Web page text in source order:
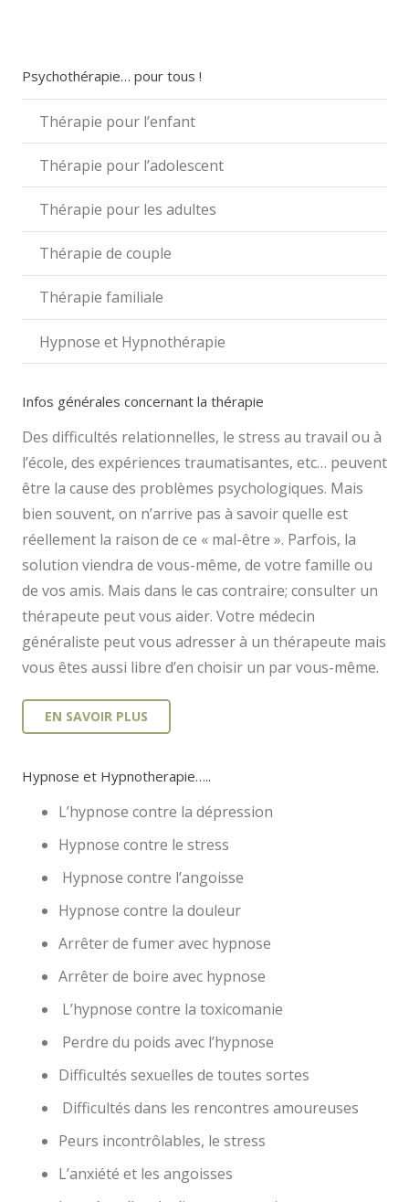
Psychothérapie… pour tous !
Thérapie pour l’enfant
Thérapie pour l’adolescent
Thérapie pour les adultes
Thérapie de couple
Thérapie familiale
Hypnose et Hypnothérapie
Infos générales concernant la thérapie
Des difficultés relationnelles, le stress au travail ou à
l’école, des expériences traumatisantes, etc… peuvent
être la cause des problèmes psychologiques. Mais
bien souvent, on n’arrive pas à savoir quelle est
réellement la raison de ce « mal-être ». Parfois, la
solution viendra de vous-même, de votre famille ou
de vos amis. Mais dans le cas contraire; consulter un
thérapeute peut vous aider. Votre médecin
généraliste peut vous adresser à un thérapeute mais
vous êtes aussi libre d’en choisir un par vous-même.
EN SAVOIR PLUS
Hypnose et Hypnotherapie…..
L’hypnose contre la dépression
Hypnose contre le stress
Hypnose contre l’angoisse
Hypnose contre la douleur
Arrêter de fumer avec hypnose
Arrêter de boire avec hypnose
L’hypnose contre la toxicomanie
Perdre du poids avec l’hypnose
Difficultés sexuelles de toutes sortes
Difficultés dans les rencontres amoureuses
Peurs incontrôlables, le stress
L’anxiété et les angoisses